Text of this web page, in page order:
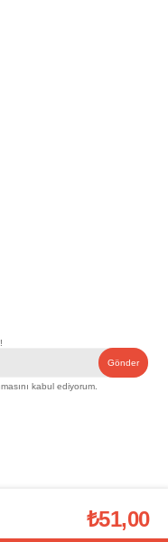
Gönder
kabul ediyorum.
. Tüm hakları saklıdır.
Web sitemizde yer alan
yazılı izni alınmadan
₺51,00